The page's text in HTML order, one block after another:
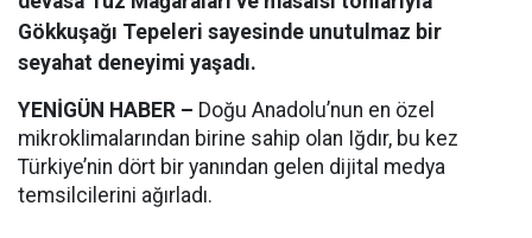
Gökkuşağı Tepeleri sayesinde unutulmaz bir
seyahat deneyimi yaşadı.
YENİGÜN HABER – Doğu Anadolu’nun en özel
mikroklimalarından birine sahip olan Iğdır, bu kez
Türkiye’nin dört bir yanından gelen dijital medya
temsilcilerini ağırladı.